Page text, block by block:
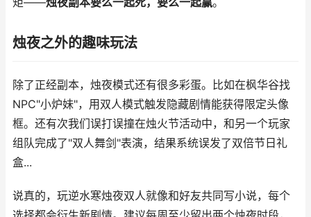
烛夜之外的趣味玩法
除了正经副本，烛夜模式还有很多彩蛋。比如在枫华谷找
NPC"小炉妹"，用双人模式触发隐藏剧情能获得限定头像
框。还有次我们误打误撞在烛火节活动中，和另一个玩家
组队完成了"双人舞剑"表演，结果系统误发了双倍节日礼
盒...
说真的，玩逆水寒烛夜双人就像和好友共同写小说，每个